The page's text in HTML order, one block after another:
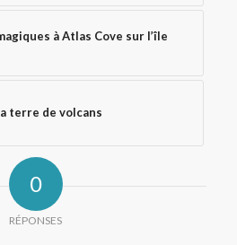
à Atlas Cove sur l’île
terre de volcans
0
RÉPONSES